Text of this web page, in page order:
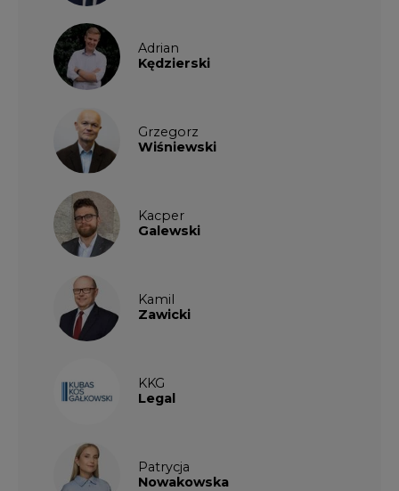
Adrian
Kędzierski
Grzegorz
Wiśniewski
Kacper
Galewski
Kamil
Zawicki
KKG
Legal
Patrycja
Nowakowska